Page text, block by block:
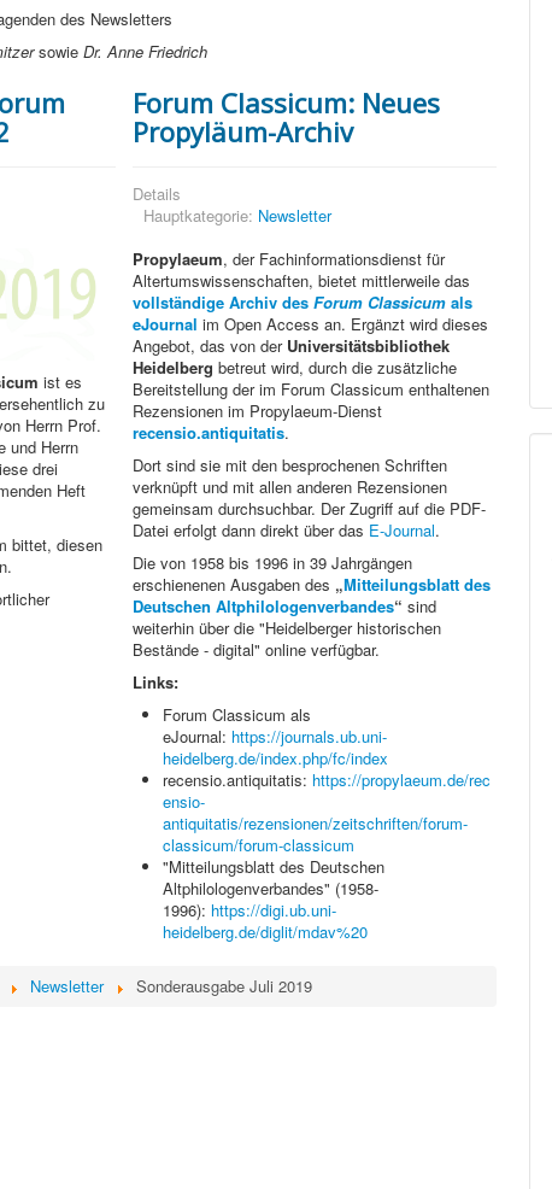
des Newsletters
sowie Dr. Anne Friedrich
ist es
zu
Herrn Prof.
und Herrn
drei
Heft
bittet, diesen
Forum Classicum: Neues
Propyläum-Archiv
Details
Hauptkategorie: Newsletter
Propylaeum, der Fachinformationsdienst für
Altertumswissenschaften, bietet mittlerweile das
vollständige Archiv des Forum Classicumals
eJournal im Open Access an. Ergänzt wird dieses
Angebot, das von der Universitätsbibliothek
Heidelberg betreut wird, durch die zusätzliche
Bereitstellung der im Forum Classicum enthaltenen
Rezensionen im Propylaeum-Dienst
recensio.antiquitatis.
Dort sind sie mit den besprochenen Schriften
verknüpft und mit allen anderen Rezensionen
gemeinsam durchsuchbar. Der Zugriff auf die PDF-
Datei erfolgt dann direkt über das E-Journal.
Die von 1958 bis 1996 in 39 Jahrgängen
erschienenen Ausgaben des „Mitteilungsblatt des
Deutschen Altphilologenverbandes“ sind
weiterhin über die "Heidelberger historischen
Bestände - digital" online verfügbar.
Links:
Forum Classicum als
eJournal: https://journals.ub.uni-
heidelberg.de/index.php/fc/index
recensio.antiquitatis: https://propylaeum.de/rec
ensio-
antiquitatis/rezensionen/zeitschriften/forum-
classicum/forum-classicum
"Mitteilungsblatt des Deutschen
Altphilologenverbandes" (1958-
1996): https://digi.ub.uni-
heidelberg.de/diglit/mdav%20
Newsletter Sonderausgabe Juli 2019